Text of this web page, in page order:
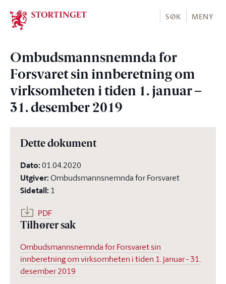
Stortinget.no
SØK MENY
Ombudsmannsnemnda for
Forsvaret sin innberetning om
virksomheten i tiden 1. januar –
31. desember 2019
Dette dokument
Dato:01.04.2020
Utgiver:Ombudsmannsnemnda for Forsvaret
Sidetall: 1
PDF
Tilhører sak
Ombudsmannsnemnda for Forsvaret sin
innberetning om virksomheten i tiden 1. januar - 31.
desember 2019